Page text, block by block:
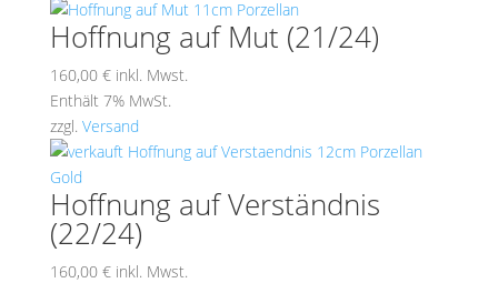
Hoffnung auf Mut (21/24)
160,00 € inkl. Mwst.
Enthält 7% MwSt.
zzgl. Versand
Hoffnung auf Verständnis
(22/24)
160,00 € inkl. Mwst.